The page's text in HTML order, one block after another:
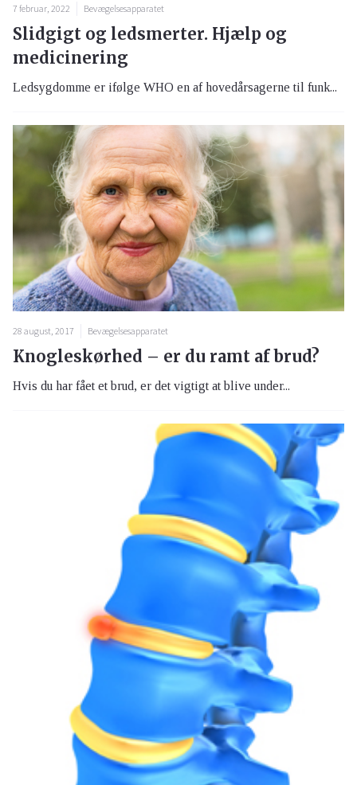
7 februar, 2022 Bevægelsesapparatet
Slidgigt og ledsmerter. Hjælp og
medicinering
Ledsygdomme er ifølge WHO en af hovedårsagerne til funk...
28 august, 2017 Bevægelsesapparatet
Knogleskørhed – er du ramt af brud?
Hvis du har fået et brud, er det vigtigt at blive under...